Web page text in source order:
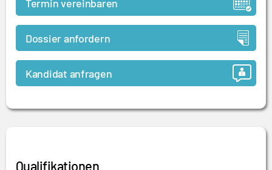
Termin vereinbaren
Dossier anfordern
Kandidat anfragen
Qualifikationen